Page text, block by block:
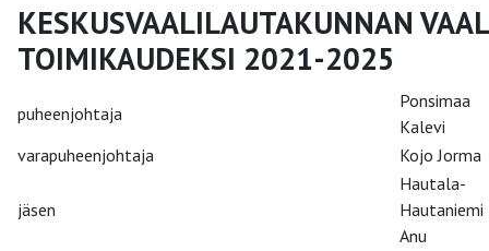
KESKUSVAALILAUTAKUNNAN
TOIMIKAUDEKSI 2021-2025
puheenjohtaja
Ponsimaa
Kalevi
varapuheenjohtaja
Kojo Jorma
jäsen
Hautala-
Hautaniemi
Anu